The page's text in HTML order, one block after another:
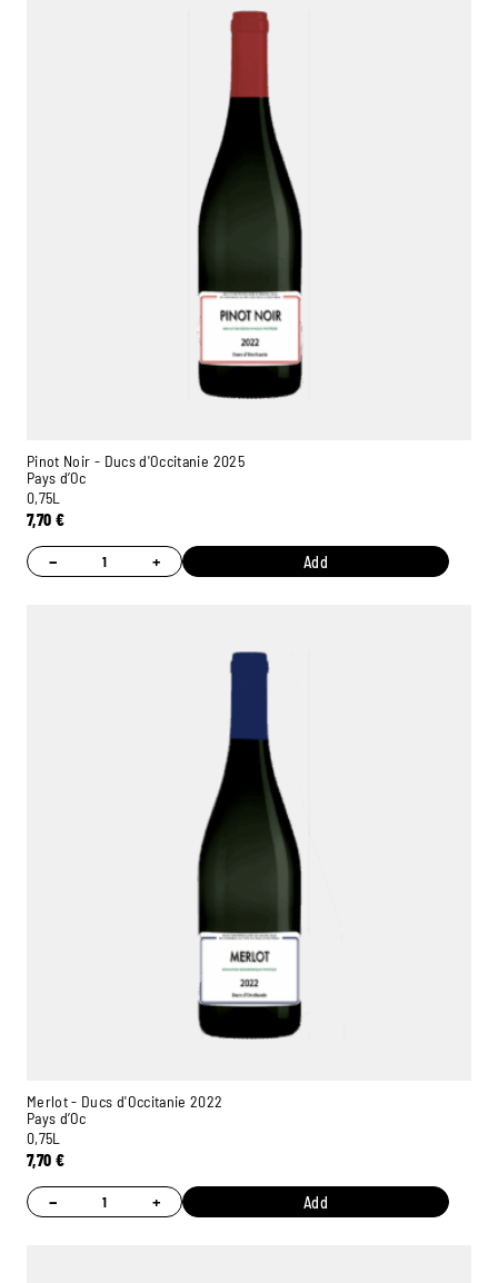
Pinot Noir - Ducs d'Occitanie 2025
Pays d’Oc
0,75L
7,70 €
− + Add
Merlot - Ducs d'Occitanie 2022
Pays d’Oc
0,75L
7,70 €
− + Add